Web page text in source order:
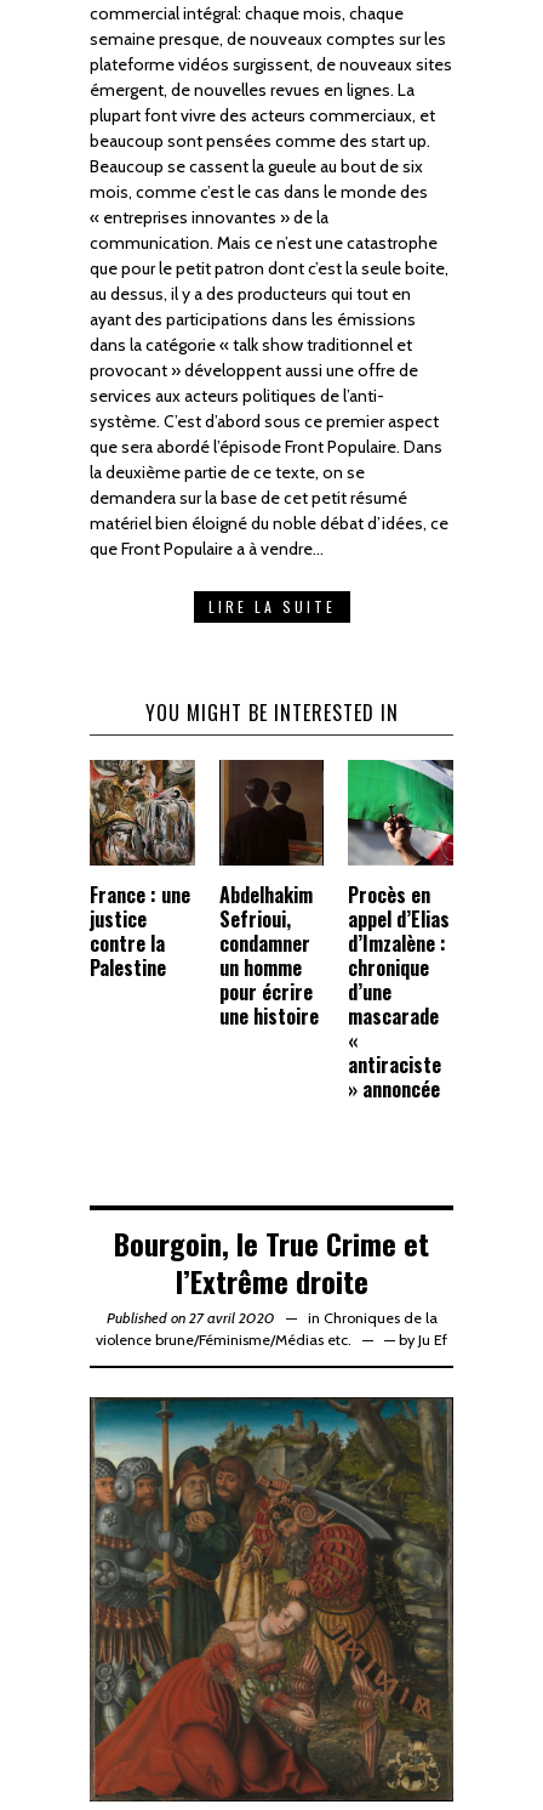
commercial intégral: chaque mois, chaque
semaine presque, de nouveaux comptes sur les
plateforme vidéos surgissent, de nouveaux sites
émergent, de nouvelles revues en lignes. La
plupart font vivre des acteurs commerciaux, et
beaucoup sont pensées comme des start up.
Beaucoup se cassent la gueule au bout de six
mois, comme c’est le cas dans le monde des
« entreprises innovantes » de la
communication. Mais ce n’est une catastrophe
que pour le petit patron dont c’est la seule boite,
au dessus, il y a des producteurs qui tout en
ayant des participations dans les émissions
dans la catégorie « talk show traditionnel et
provocant » développent aussi une offre de
services aux acteurs politiques de l’anti-
système. C’est d’abord sous ce premier aspect
que sera abordé l’épisode Front Populaire. Dans
la deuxième partie de ce texte, on se
demandera sur la base de cet petit résumé
matériel bien éloigné du noble débat d’idées, ce
que Front Populaire a à vendre…
LIRE LA SUITE
YOU MIGHT BE INTERESTED IN
France : une
justice
contre la
Palestine
Abdelhakim
Sefrioui,
condamner
un homme
pour écrire
une histoire
Procès en
appel d’Elias
d’Imzalène :
chronique
d’une
mascarade
«
antiraciste
» annoncée
Bourgoin, le True Crime et
l’Extrême droite
Published on 27 avril 2020 in Chroniques de la
violence brune/Féminisme/Médias etc. — by Ju Ef